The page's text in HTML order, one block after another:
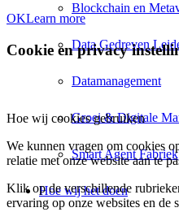
Blockchain en
Data Gedreven
Datamanagement
Groei & Digitale
Smart Agent Fabriek
Hoe wij het doen
OKLearn more
Cookie en privacy
Hoe wij cookies gebruiken
We kunnen vragen om cookies
relatie met onze website aan te
Klik op de verschillende
ervaring op onze websites en de